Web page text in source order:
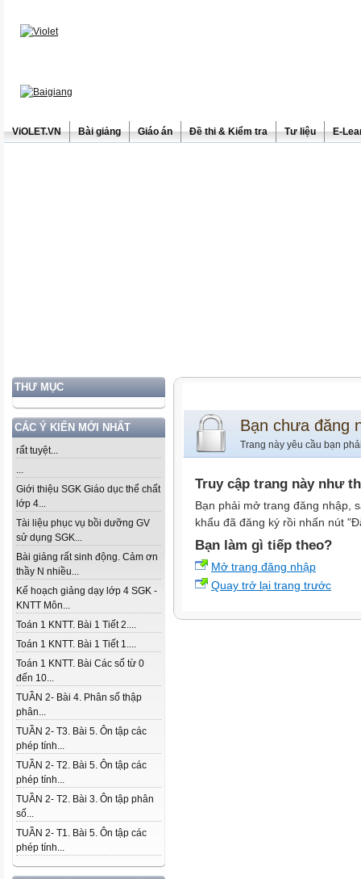
ViOLET.VN Bài giảng Giáo án Đề thi & Kiểm tra Tư liệu E-
THƯ MỤC
CÁC Ý KIẾN MỚI NHẤT
rất tuyệt...
...
Giới thiệu SGK Giáo dục thể chất
lớp 4...
Tài liệu phục vụ bồi dưỡng GV
sử dụng SGK...
Bài giảng rất sinh động. Cảm ơn
thầy N nhiều...
Kế hoạch giảng dạy lớp 4 SGK -
KNTT Môn...
Toán 1 KNTT. Bài 1 Tiết 2....
Toán 1 KNTT. Bài 1 Tiết 1....
Toán 1 KNTT. Bài Các số từ 0
đến 10...
TUẦN 2- Bài 4. Phân số thập
phân...
TUẦN 2- T3. Bài 5. Ôn tập các
phép tính...
TUẦN 2- T2. Bài 5. Ôn tập các
phép tính...
TUẦN 2- T2. Bài 3. Ôn tập phân
số...
TUẦN 2- T1. Bài 5. Ôn tập các
phép tính...
Bạn chưa đăng
Trang này yêu cầu bạn
Truy cập trang này như
Bạn phải mở trang đăng nhập,
khẩu đã đăng ký rồi nhấn nút
Bạn làm gì tiếp theo?
Mở trang đăng nhập
Quay trở lại trang trước